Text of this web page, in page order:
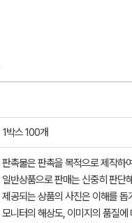
1박스 100개
판촉물은 판촉을 목적으로 제작하
일반상품으로 판매는 신중히 판단
제공되는 상품의 사진은 이해를
모니터의 해상도, 이미지의 품질